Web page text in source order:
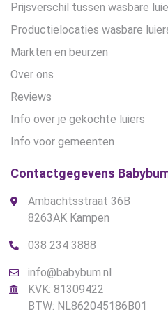
Prijsverschil tussen wasbare
Productielocaties wasbare
Markten en beurzen
Over ons
Reviews
Info over je gekochte luiers
Info voor gemeenten
Contactgegevens
Ambachtsstraat 36B
8263AK Kampen
038 234 3888
info@babybum.nl
KVK: 81309422
BTW: NL862045186B01